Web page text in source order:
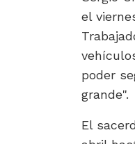
el
poder
grande".
El